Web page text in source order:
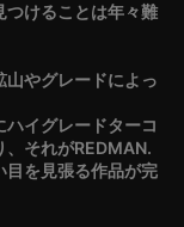
つけることは年々難
やグレードによっ
イグレードターコ
、それがREDMAN.
目を見張る作品が完